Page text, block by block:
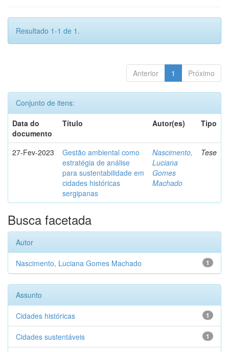
Resultado 1-1 de 1.
Anterior 1 Próximo
Conjunto de itens:
Data do
documento
Título Autor(es) Tipo
27-Fev-2023
Gestão ambiental como
estratégia de análise
para sustentabilidade em
cidades históricas
sergipanas
Nascimento,
Luciana
Gomes
Machado
Tese
Busca facetada
Autor
1
Nascimento, Luciana Gomes Machado
Assunto
1
Cidades históricas
1
Cidades sustentáveis